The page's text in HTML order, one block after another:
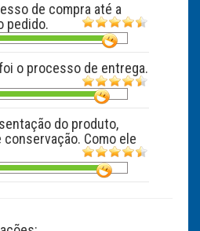
de compra até a
pedido.
o processo de entrega.
do produto,
conservação. Como ele